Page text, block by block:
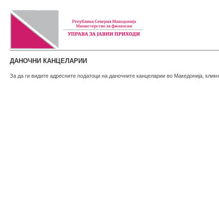
ДАНОЧНИ КАНЦЕЛАРИИ
За да ги видите адресните податоци на даночните канцеларии во Македонија,